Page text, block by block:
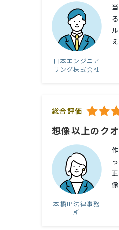
日本エンジニア
リング株式会社
総合評価
想像以上のク
本橋IP法律事務
所